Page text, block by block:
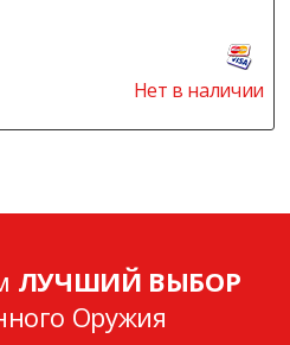
Нет в наличии
ЛУЧШИЙ ВЫБОР
Оружия